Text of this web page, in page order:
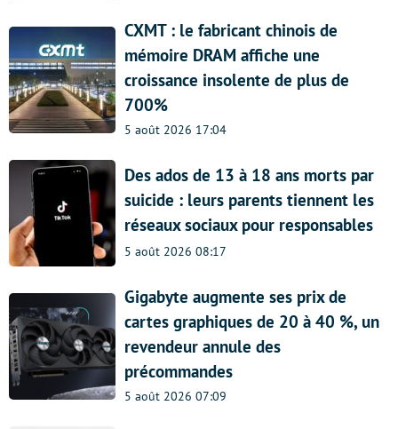
CXMT : le fabricant chinois de
mémoire DRAM affiche une
croissance insolente de plus de
700%
5 août 2026 17:04
Des ados de 13 à 18 ans morts par
suicide : leurs parents tiennent les
réseaux sociaux pour responsables
5 août 2026 08:17
Gigabyte augmente ses prix de
cartes graphiques de 20 à 40 %, un
revendeur annule des
précommandes
5 août 2026 07:09